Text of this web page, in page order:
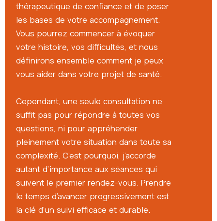
thérapeutique de confiance et de poser
les bases de votre accompagnement.
Vous pourrez commencer à évoquer
votre histoire, vos difficultés, et nous
définirons ensemble comment je peux
vous aider dans votre projet de santé.
Cependant, une seule consultation ne
suffit pas pour répondre à toutes vos
questions, ni pour appréhender
pleinement votre situation dans toute sa
complexité. C’est pourquoi, j’accorde
autant d’importance aux séances qui
suivent le premier rendez-vous. Prendre
le temps d’avancer progressivement est
la clé d’un suivi efficace et durable.